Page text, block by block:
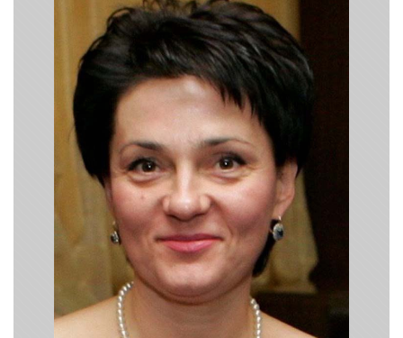
Ірина Іваненко
/ к.ф.н., доцентка,
завідувачка
відділення філології і
мистецтвознавства
МАН /
Будьте успішними та перемагайте.
Перемога – це синтез надзвичайної
праці та віри в себе, свої здібності.